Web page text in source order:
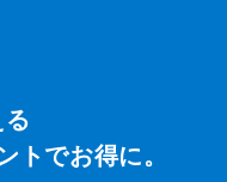
トでお得に。